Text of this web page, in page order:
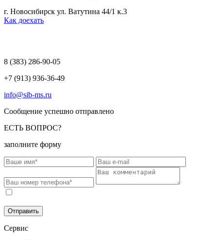
г. Новосибирск ул. Ватутина 44/1 к.3
Как доехать
8 (383) 286-90-05
+7 (913) 936-36-49
info@sib-ms.ru
Сообщение успешно отправлено
ЕСТЬ ВОПРОС?
заполните форму
Отправить
Сервис